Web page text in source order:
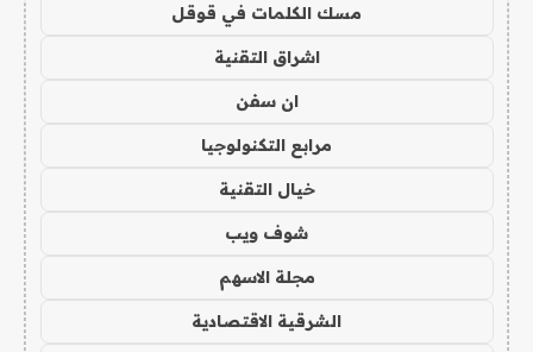
مسك الكلمات في قوقل
اشراق التقنية
ان سفن
مرابع التكنولوجيا
خيال التقنية
شوف ويب
مجلة الاسهم
الشرقية الاقتصادية